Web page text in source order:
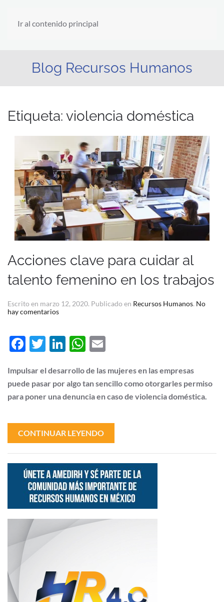
Ir al contenido principal
Blog Recursos Humanos
Etiqueta: violencia doméstica
Acciones clave para cuidar al
talento femenino en los trabajos
Escrito en marzo 12, 2020. Publicado en Recursos Humanos. No
hay comentariosen
para
cuidar
al
femenino
en
los
Facebook
Twitter
LinkedIn
WhatsApp
Impulsar el desarrollo de las mujeres en las empresas
puede pasar por algo tan sencillo como otorgarles permiso
para poner una denuncia en caso de violencia doméstica.
CONTINUAR LEYENDO